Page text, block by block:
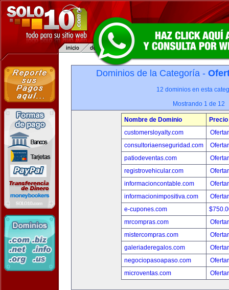
Dominios de la Categoría -
12 dominios en esta
Mostrando 1 de 12
Nombre de Dominio
Precio
customersloyalty.com
consultoriaenseguridad.com
patiodeventas.com
registrovehicular.com
informacioncontable.com
informacionimpositiva.com
e-cupones.com
mrcompras.com
mistercompras.com
galeriaderegalos.com
negociopasoapaso.com
microventas.com